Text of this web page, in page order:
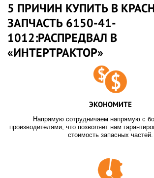
5 ПРИЧИН КУПИТЬ В
ЗАПЧАСТЬ 6150-41-
1012:РАСПРЕДВАЛ В
«ИНТЕРТРАКТОР»
ЭКОНОМИТЕ
Напрямую сотрудничаем напрямую с
производителями, что позволяет нам
стоимость запасных частей.